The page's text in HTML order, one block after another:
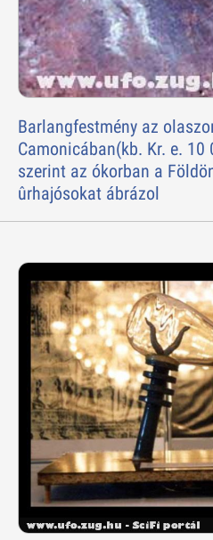
Barlangfestmény az
Camonicában(kb. Kr. e. 10
szerint az ókorban a
ûrhajósokat ábrázol